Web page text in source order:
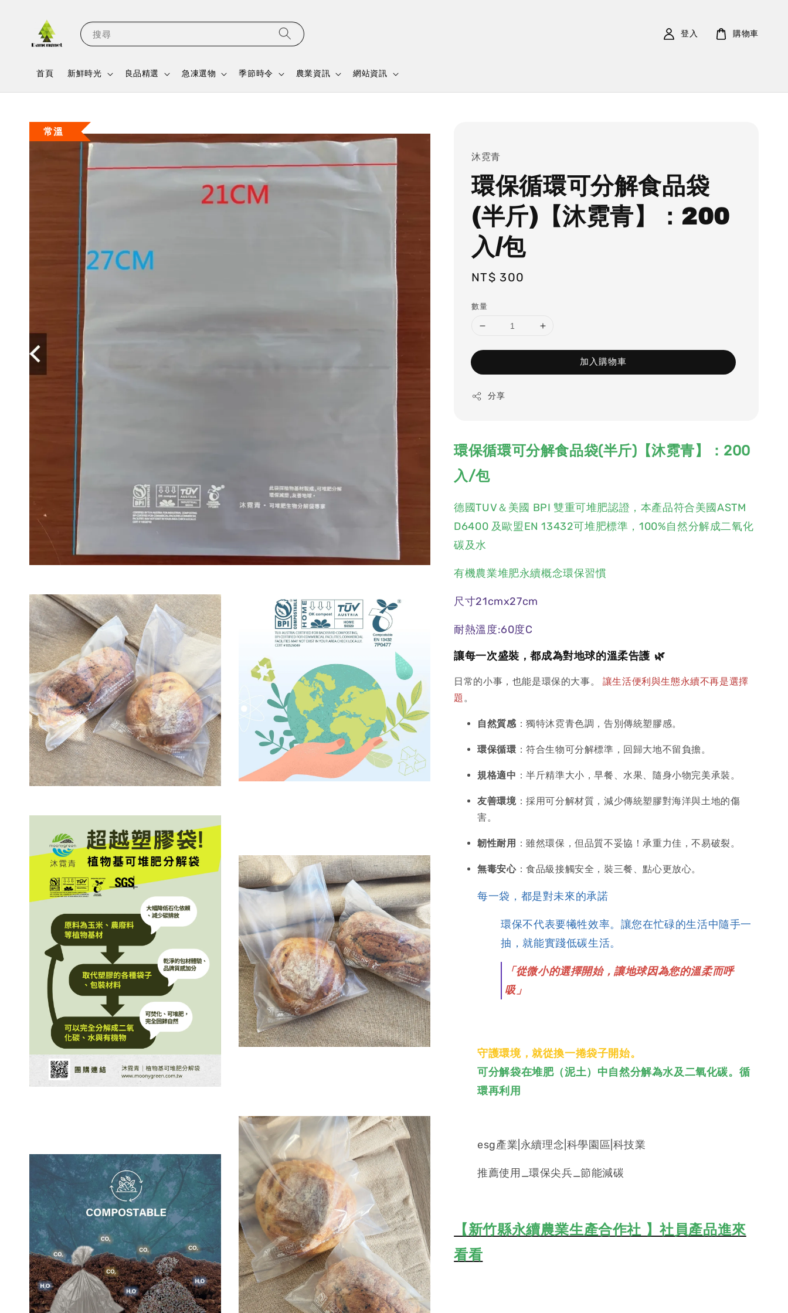
搜尋
首頁 新鮮時光 良品精選 急凍選物 季節時令 農業資訊 網站資訊
登入 購物車
常溫
沐霓青
環保循環可分解食品袋
(半斤)【沐霓青】：200
入/包
Regular
NT$ 300
數量
加入購物車
分享
環保循環可分解食品袋(半斤)【沐霓青】：200
入/包
德國TUV＆美國 BPI 雙重可堆肥認證，本產品符合美國ASTM
D6400 及歐盟EN 13432可堆肥標準，100%自然分解成二氧化
碳及水
有機農業堆肥永續概念環保習慣
尺寸21cmx27cm
耐熱溫度:60度C
讓每一次盛裝，都成為對地球的溫柔告護 🌿
日常的小事，也能是環保的大事。 讓生活便利與生態永續不再是選擇
題。
自然質感：獨特沐霓青色調，告別傳統塑膠感。
環保循環 ：符合生物可分解標準，回歸大地不留負擔。
規格適中 ：半斤精準大小，早餐、水果、隨身小物完美承裝。
友善環境：採用可分解材質，減少傳統塑膠對海洋與土地的傷
害。
韌性耐用 ：雖然環保，但品質不妥協！承重力佳，不易破裂。
無毒安心：食品級接觸安全，裝三餐、點心更放心。
每一袋，都是對未來的承諾
環保不代表要犧牲效率。讓您在忙碌的生活中隨手一
抽，就能實踐低碳生活。
「從微小的選擇開始，讓地球因為您的溫柔而呼
吸」
守護環境，就從換一捲袋子開始。
可分解袋在堆肥（泥土）中自然分解為水及二氧化碳。循
環再利用
esg產業|永續理念|科學園區|科技業
推薦使用_環保尖兵_節能減碳
【新竹縣永續農業生產合作社 】社員產品進來
看看